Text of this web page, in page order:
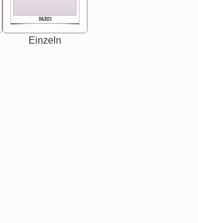
PARIS
Einzeln